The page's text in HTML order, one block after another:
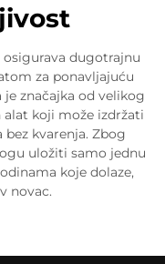
dugotrajnu
za ponavljajuću
značajka od velikog
alat koji može izdržati
kvarenja. Zbog
uložiti samo jednu
koje dolaze,
novac.